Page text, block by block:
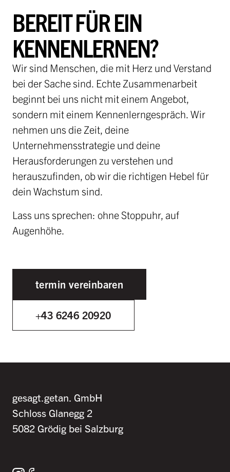
BEREIT FÜR EIN
KENNENLERNEN?
Wir sind Menschen, die mit Herz und Verstand
bei der Sache sind. Echte Zusammenarbeit
beginnt bei uns nicht mit einem Angebot,
sondern mit einem Kennenlerngespräch. Wir
nehmen uns die Zeit, deine
Unternehmensstrategie und deine
Herausforderungen zu verstehen und
herauszufinden, ob wir die richtigen Hebel für
dein Wachstum sind.
Lass uns sprechen: ohne Stoppuhr, auf
Augenhöhe.
termin vereinbaren
+43 6246 20920
gesagt.getan. GmbH
Schloss Glanegg 2
5082 Grödig bei Salzburg